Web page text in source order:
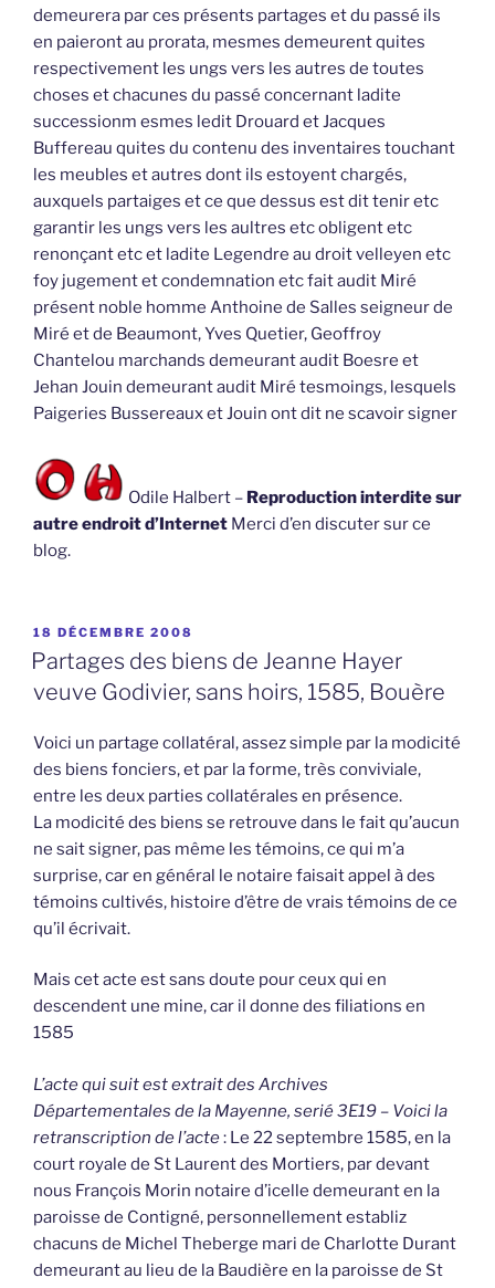
demeurera par ces présents partages et du passé ils
en paieront au prorata, mesmes demeurent quites
respectivement les ungs vers les autres de toutes
choses et chacunes du passé concernant ladite
successionm esmes ledit Drouard et Jacques
Buffereau quites du contenu des inventaires touchant
les meubles et autres dont ils estoyent chargés,
auxquels partaiges et ce que dessus est dit tenir etc
garantir les ungs vers les aultres etc obligent etc
renonçant etc et ladite Legendre au droit velleyen etc
foy jugement et condemnation etc fait audit Miré
présent noble homme Anthoine de Salles seigneur de
Miré et de Beaumont, Yves Quetier, Geoffroy
Chantelou marchands demeurant audit Boesre et
Jehan Jouin demeurant audit Miré tesmoings, lesquels
Paigeries Bussereaux et Jouin ont dit ne scavoir signer
Odile Halbert – Reproduction interdite sur
autre endroit d’Internet Merci d’en discuter sur ce
blog.
PUBLIÉ
LE
18 DÉCEMBRE 2008
Partages des biens de Jeanne Hayer
veuve Godivier, sans hoirs, 1585, Bouère
Voici un partage collatéral, assez simple par la modicité
des biens fonciers, et par la forme, très conviviale,
entre les deux parties collatérales en présence.
La modicité des biens se retrouve dans le fait qu’aucun
ne sait signer, pas même les témoins, ce qui m’a
surprise, car en général le notaire faisait appel à des
témoins cultivés, histoire d’être de vrais témoins de ce
qu’il écrivait.
Mais cet acte est sans doute pour ceux qui en
descendent une mine, car il donne des filiations en
1585
L’acte qui suit est extrait des Archives
Départementales de la Mayenne, serié 3E19 – Voici la
retranscription de l’acte: Le 22 septembre 1585, en la
court royale de St Laurent des Mortiers, par devant
nous François Morin notaire d’icelle demeurant en la
paroisse de Contigné, personnellement establiz
chacuns de Michel Theberge mari de Charlotte Durant
demeurant au lieu de la Baudière en la paroisse de St